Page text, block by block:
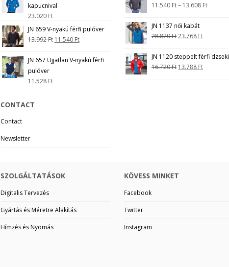
kapucnival
23.020 Ft
JN 659 V-nyakú férfi pulóver
13.992Ft 11.540 Ft
JN 657 Ujjatlan V-nyakú férfi
pulóver
11.528 Ft
CONTACT
Contact
Newsletter
11.540 Ft– 13.608 Ft
JN 1137 női kabát
28.820Ft23.768 Ft
JN 1120 steppelt férfi dzseki
16.720Ft 13.788 Ft
SZOLGÁLTATÁSOK
Digitalis Tervezés
Gyártás és Méretre Alakítás
Hímzés és Nyomás
KÖVESS MINKET
Facebook
Twitter
Instagram